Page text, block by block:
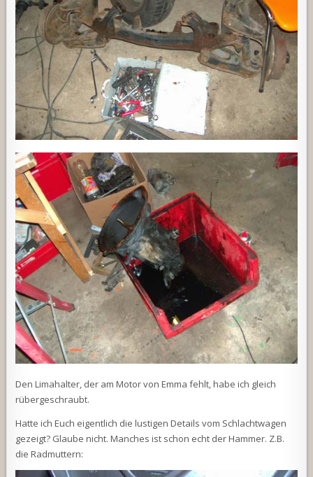
Den Limahalter, der am Motor von Emma fehlt, habe ich gleich
rübergeschraubt.
Hatte ich Euch eigentlich die lustigen Details vom Schlachtwagen
gezeigt? Glaube nicht. Manches ist schon echt der Hammer. Z.B.
die Radmuttern: